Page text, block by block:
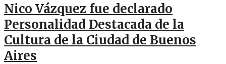
Nico Vázquez fue declarado
Personalidad Destacada de la
Cultura de la Ciudad de Buenos
Aires